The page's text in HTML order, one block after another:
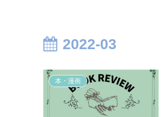
2022-03
本・漫画